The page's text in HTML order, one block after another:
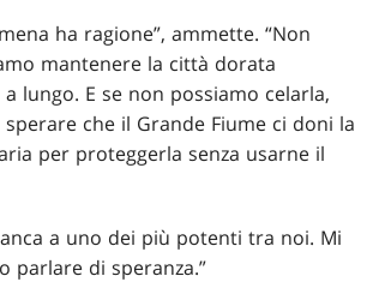
ha ragione”, ammette. “Non
mantenere la città dorata
lungo. E se non possiamo celarla,
che il Grande Fiume ci doni la
per proteggerla senza usarne il
a uno dei più potenti tra noi. Mi
parlare di speranza.”